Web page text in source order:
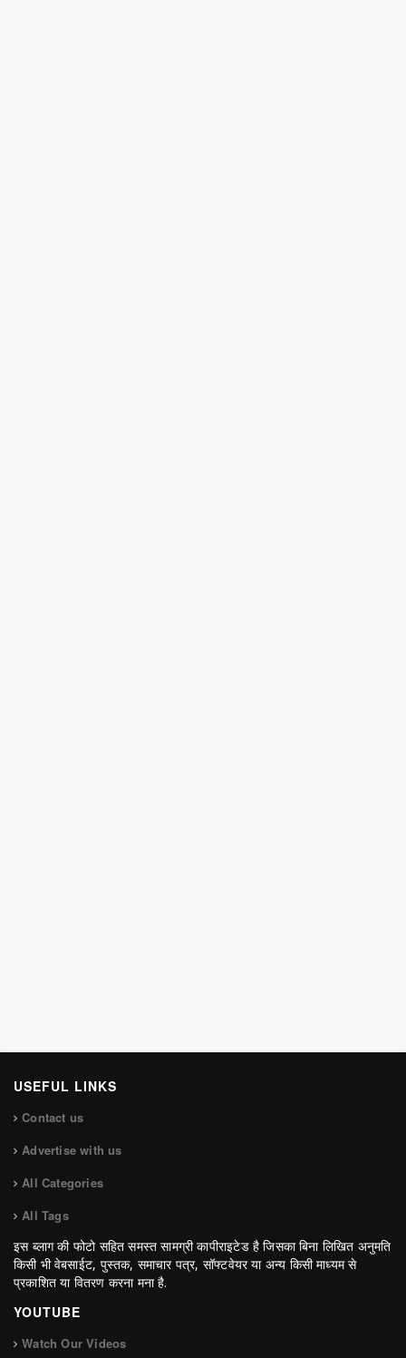
USEFUL LINKS
Contact us
Advertise with us
All Categories
All Tags
इस ब्लाग की फोटो सहित समस्त सामग्री कापीराइटेड है जिसका बिना लिखित अनुमति
किसी भी वेबसाईट, पुस्तक, समाचार पत्र, सॉफ्टवेयर या अन्य किसी माध्यम से
प्रकाशित या वितरण करना मना है.
YOUTUBE
Watch Our Videos